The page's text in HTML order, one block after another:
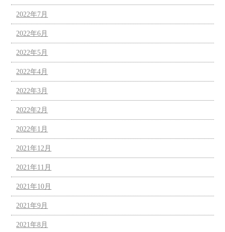
2022年7月
2022年6月
2022年5月
2022年4月
2022年3月
2022年2月
2022年1月
2021年12月
2021年11月
2021年10月
2021年9月
2021年8月